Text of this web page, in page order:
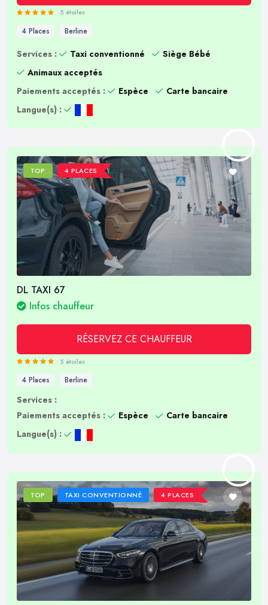
5 étoiles
4 Places Berline
Services : Taxi conventionné
Siège Bébé
Animaux acceptés
Paiements acceptés :
Espèce
Carte bancaire
Langue(s) :
TOP 4 PLACES
DL TAXI 67
Infos chauffeur
RÉSERVEZ CE CHAUFFEUR
5 étoiles
4 Places Berline
Services :
Paiements acceptés :
Espèce
Carte bancaire
Langue(s) :
TOP TAXI CONVENTIONNÉ 4 PLACES